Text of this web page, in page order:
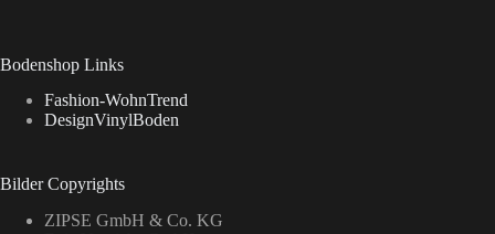
Bodenshop Links
Fashion-WohnTrend
DesignVinylBoden
Bilder Copyrights
ZIPSE GmbH & Co. KG